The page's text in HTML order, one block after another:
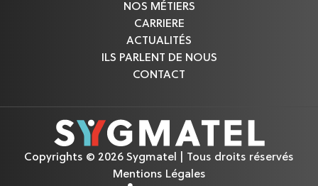
NOS MÉTIERS
CARRIERE
ACTUALITÉS
ILS PARLENT DE NOUS
CONTACT
Copyrights © 2026 Sygmatel | Tous droits réservés
Mentions Légales